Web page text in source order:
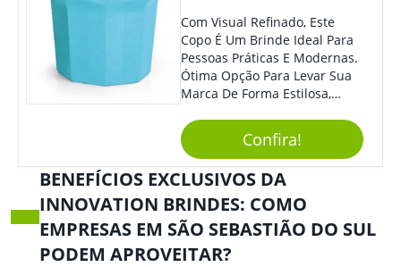
Com Visual Refinado, Este
Copo É Um Brinde Ideal Para
Pessoas Práticas E Modernas.
Ótima Opção Para Levar Sua
Marca De Forma Estilosa,
Empresa Em Eventos,
Reuniões Corporativas Ou Até
Mesmo Para Presentear
Colaboradores.
Confira!
BENEFÍCIOS EXCLUSIVOS DA
INNOVATION BRINDES: COMO
EMPRESAS EM SÃO SEBASTIÃO DO SUL
PODEM APROVEITAR?